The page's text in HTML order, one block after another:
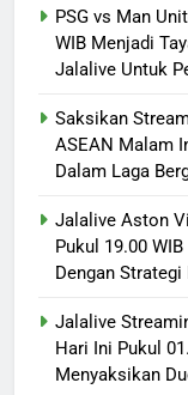
PSG vs Man
WIB Menjadi
Jalalive Untuk
Saksikan
ASEAN Malam
Dalam Laga
Jalalive Aston
Pukul 19.00
Dengan
Jalalive
Hari Ini Pukul
Menyaksikan